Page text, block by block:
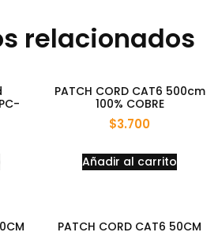
relacionados
PATCH CORD CAT6 500cm
100% COBRE
$3.700
Añadir al carrito
PATCH CORD CAT6 50CM